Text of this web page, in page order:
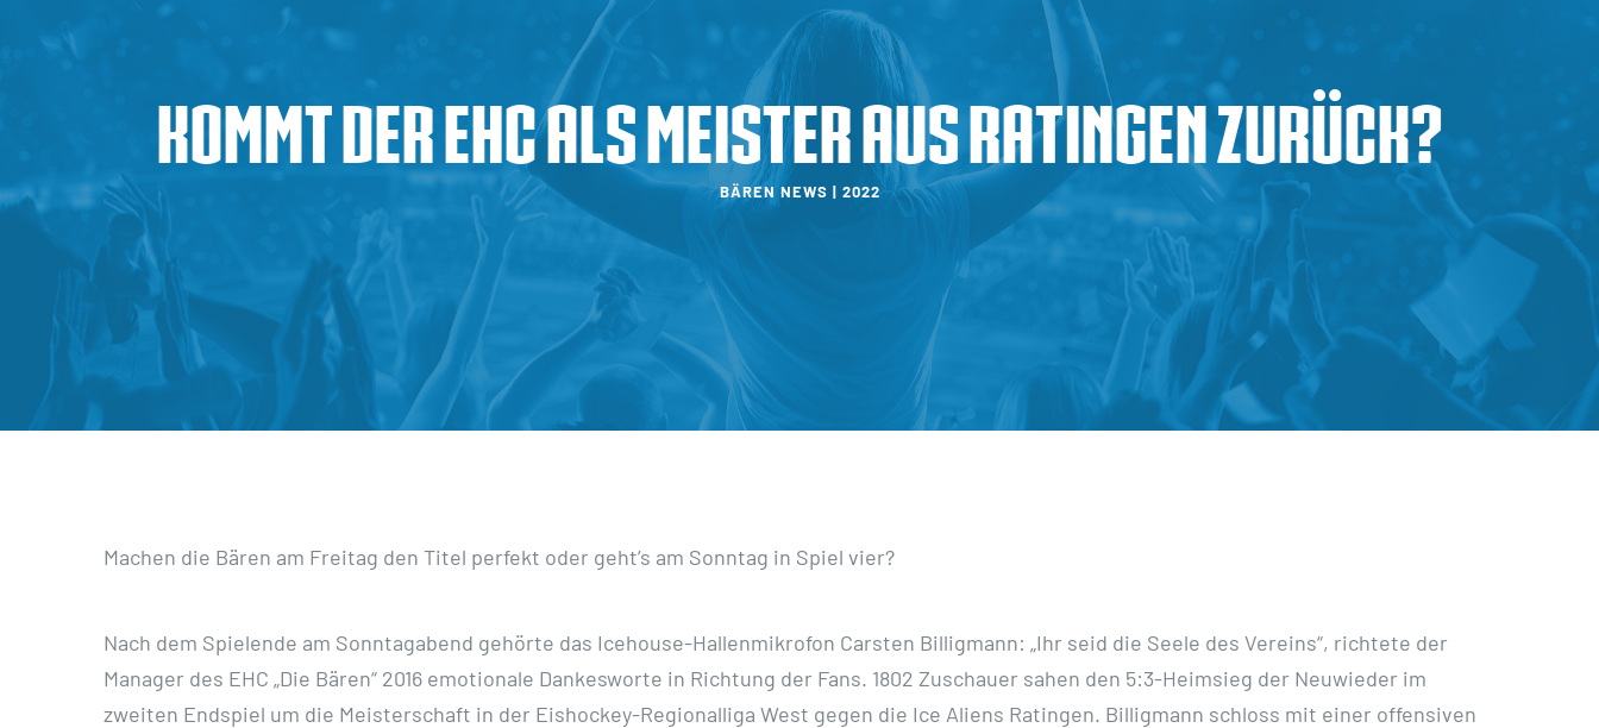
Kommt der EHC als Meister aus Ratingen zurück?
BÄREN NEWS | 2022
Machen die Bären am Freitag den Titel perfekt oder geht’s am Sonntag in Spiel vier?
Nach dem Spielende am Sonntagabend gehörte das Icehouse-Hallenmikrofon Carsten Billigmann: „Ihr seid die Seele des Vereins“, richtete der
Manager des EHC „Die Bären“ 2016 emotionale Dankesworte in Richtung der Fans. 1802 Zuschauer sahen den 5:3-Heimsieg der Neuwieder im
zweiten Endspiel um die Meisterschaft in der Eishockey-Regionalliga West gegen die Ice Aliens Ratingen. Billigmann schloss mit einer offensiven